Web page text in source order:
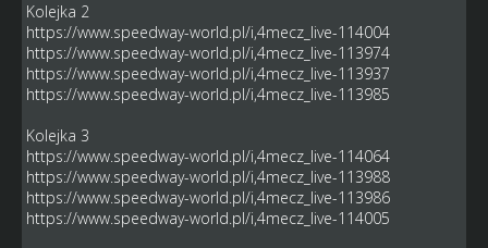
Kolejka 2
https://www.speedway-world.pl/i,4mecz_live-114004
https://www.speedway-world.pl/i,4mecz_live-113974
https://www.speedway-world.pl/i,4mecz_live-113937
https://www.speedway-world.pl/i,4mecz_live-113985
Kolejka 3
https://www.speedway-world.pl/i,4mecz_live-114064
https://www.speedway-world.pl/i,4mecz_live-113988
https://www.speedway-world.pl/i,4mecz_live-113986
https://www.speedway-world.pl/i,4mecz_live-114005